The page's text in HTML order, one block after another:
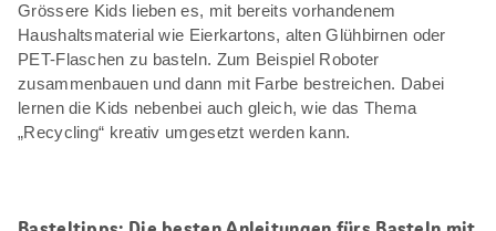
Grössere Kids lieben es, mit bereits vorhandenem
Haushaltsmaterial wie Eierkartons, alten Glühbirnen oder
PET-Flaschen zu basteln. Zum Beispiel Roboter
zusammenbauen und dann mit Farbe bestreichen. Dabei
lernen die Kids nebenbei auch gleich, wie das Thema
„Recycling“ kreativ umgesetzt werden kann.